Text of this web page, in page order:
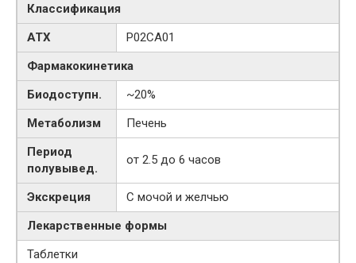
Классификация
АТХ
P02CA01
Фармакокинетика
Биодоступн.
~20%
Метаболизм
Печень
Период
полувывед.
от 2.5 до 6 часов
Экскреция
С мочой и желчью
Лекарственные формы
Таблетки